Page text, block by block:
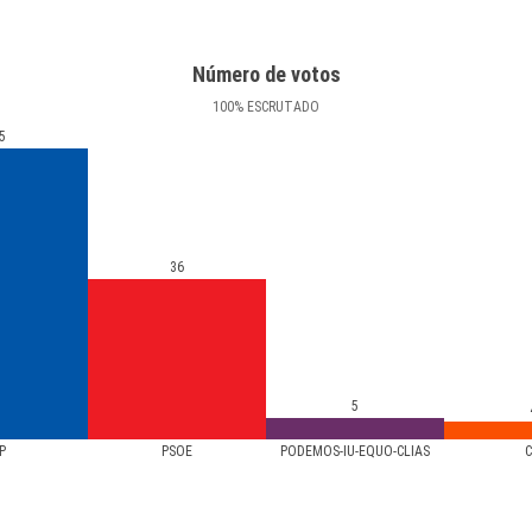
Número de votos
100% ESCRUTADO
PSOE PODEMOS-IU-EQUO-CLIAS
36
5